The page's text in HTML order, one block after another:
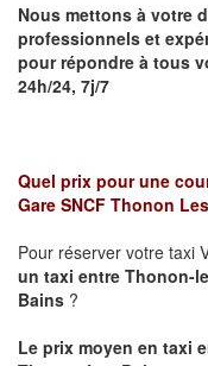
Nous mettons à votre
professionnels et
pour répondre à tous
24h/24, 7j/7
Quel prix pour une
Gare SNCF Thonon
Pour réserver votre taxi
un taxi entre Thonon-
Bains ?
Le prix moyen en taxi